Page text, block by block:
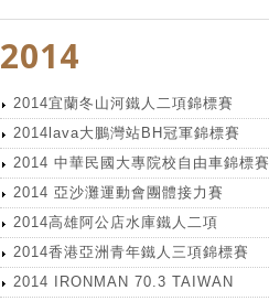
2014
2014宜蘭冬山河鐵人二項錦標賽
2014lava大鵬灣站BH冠軍錦標賽
2014 中華民國大專院校自由車錦標賽
2014 亞沙灘運動會團體接力賽
2014高雄阿公店水庫鐵人二項
2014香港亞洲青年鐵人三項錦標賽
2014 IRONMAN 70.3 TAIWAN